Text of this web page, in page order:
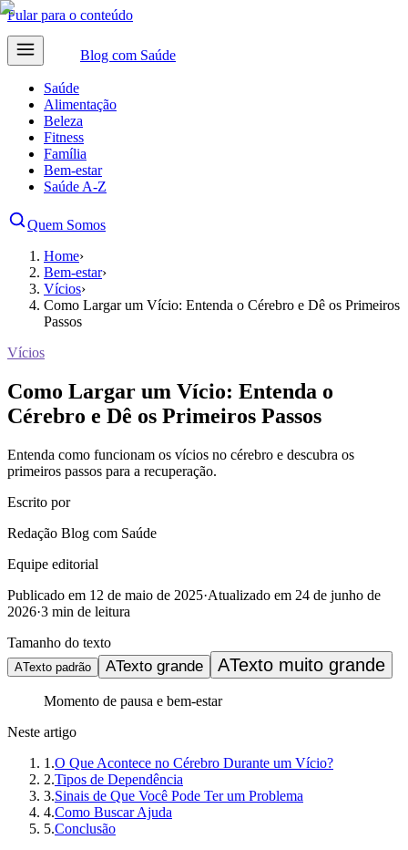
Pular para o conteúdo
Blog com Saúde
Saúde
Alimentação
Beleza
Fitness
Família
Bem-estar
Saúde A-Z
Quem Somos
Home›
Bem-estar›
Vícios›
Como Largar um Vício: Entenda o Cérebro e Dê os Primeiros
Passos
Vícios
Como Largar um Vício: Entenda o
Cérebro e Dê os Primeiros Passos
Entenda como funcionam os vícios no cérebro e descubra os
primeiros passos para a recuperação.
Escrito por
Redação Blog com Saúde
Equipe editorial
Publicado em 12 de maio de 2025·Atualizado em 24 de junho de
2026·3 min de leitura
Tamanho do texto
ATexto padrão ATexto grande ATexto muito grande
Momento de pausa e bem-estar
Neste artigo
1 .O Que Acontece no Cérebro Durante um Vício?
2.Tipos de Dependência
3.Sinais de Que Você Pode Ter um Problema
4.Como Buscar Ajuda
5.Conclusão